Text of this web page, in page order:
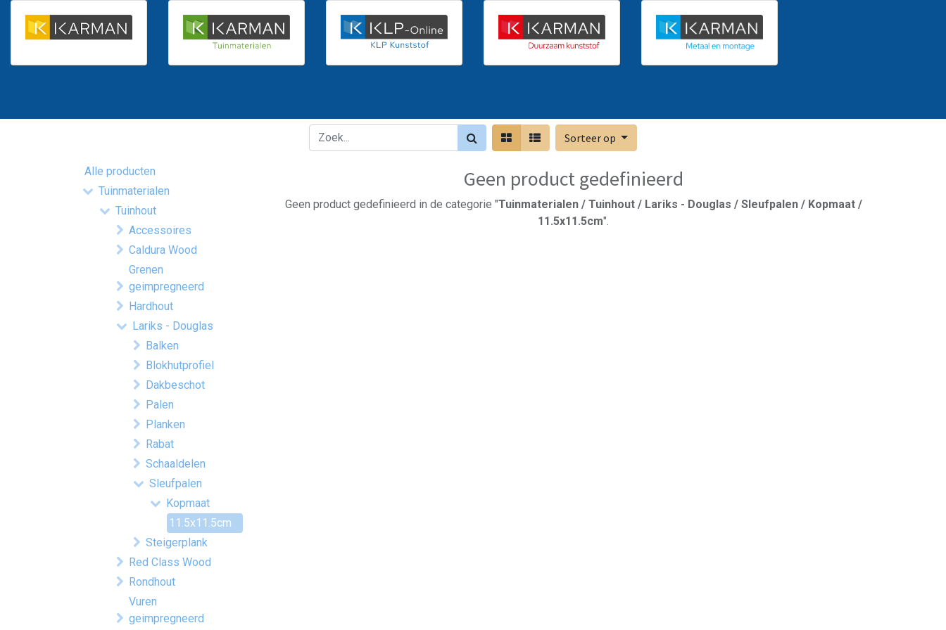
Sorteer op
Alle producten
Tuinmaterialen
Tuinhout
Accessoires
Caldura Wood
Grenen
geimpregneerd
Hardhout
Lariks - Douglas
Balken
Blokhutprofiel
Dakbeschot
Palen
Planken
Rabat
Schaaldelen
Sleufpalen
Kopmaat
11.5x11.5cm
Steigerplank
Red Class Wood
Rondhout
Vuren
geimpregneerd
Geen product gedefinieerd
Geen product gedefinieerd in de categorie "Tuinmaterialen / Tuinhout / Lariks - Douglas / Sleufpalen / Kopmaat /
11.5x11.5cm".